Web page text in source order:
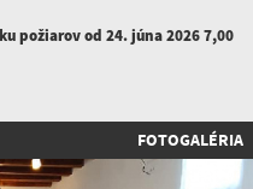
požiarov od 24. júna 2026 7,00
FOTOGALÉRIA